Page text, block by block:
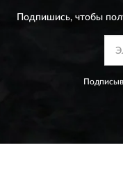
Подпишись, чтобы